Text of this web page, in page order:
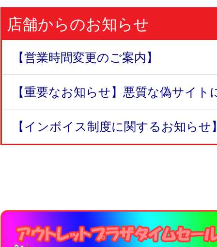
店舗からのお知らせ
【営業時間変更のご案内】
【重要なお知らせ】悪質な偽サイト
【インボイス制度に関するお知らせ